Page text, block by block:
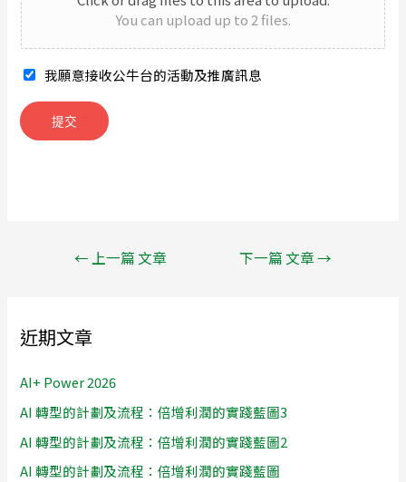
You can upload up to 2 files.
我願意接收公牛台的活動及推廣訊息
提交
← 上一篇 文章 下一篇 文章→
近期文章
AI+ Power 2026
AI 轉型的計劃及流程：倍增利潤的實踐藍圖3
AI 轉型的計劃及流程：倍增利潤的實踐藍圖2
AI 轉型的計劃及流程：倍增利潤的實踐藍圖